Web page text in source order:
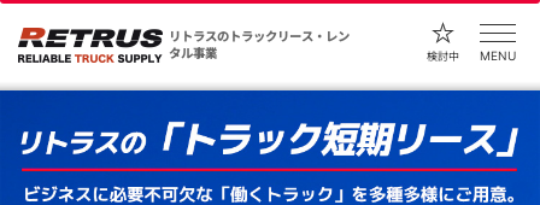
リトラスのトラックリース・レン
タル事業
検討中 MENU